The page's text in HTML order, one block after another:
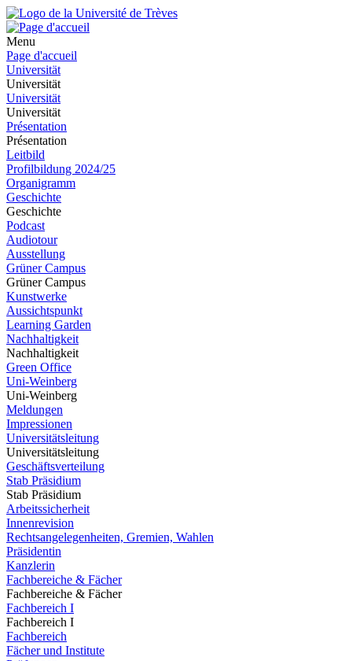
Menu
Page d'accueil
Universität
Universität
Universität
Universität
Présentation
Présentation
Leitbild
Profilbildung 2024/25
Organigramm
Geschichte
Geschichte
Podcast
Audiotour
Ausstellung
Grüner Campus
Grüner Campus
Kunstwerke
Aussichtspunkt
Learning Garden
Nachhaltigkeit
Nachhaltigkeit
Green Office
Uni-Weinberg
Uni-Weinberg
Meldungen
Impressionen
Universitätsleitung
Universitätsleitung
Geschäftsverteilung
Stab Präsidium
Stab Präsidium
Arbeitssicherheit
Innenrevision
Rechtsangelegenheiten, Gremien, Wahlen
Präsidentin
Kanzlerin
Fachbereiche & Fächer
Fachbereiche & Fächer
Fachbereich I
Fachbereich I
Fachbereich
Fächer und Institute